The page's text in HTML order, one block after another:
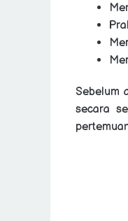
Sebelum
secara